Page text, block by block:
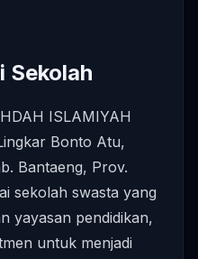
Sekolah
ISLAMIYAH
Bonto Atu,
Bantaeng, Prov.
sekolah swasta yang
yayasan pendidikan,
untuk menjadi